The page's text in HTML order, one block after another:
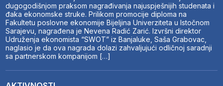
dugogodišnjom praksom nagrađivanja najuspješnijih studenata i
đaka ekonomske struke. Prilikom promocije diploma na
Fakultetu poslovne ekonomije Bijeljina Univerziteta u Istočnom
Sarajevu, nagrađena je Nevena Radić Zarić. Izvršni direktor
Udruženja ekonomista “SWOT” iz Banjaluke, Saša Grabovac,
naglasio je da ova nagrada dolazi zahvaljujući odličnoj saradnji
sa partnerskom kompanijom […]